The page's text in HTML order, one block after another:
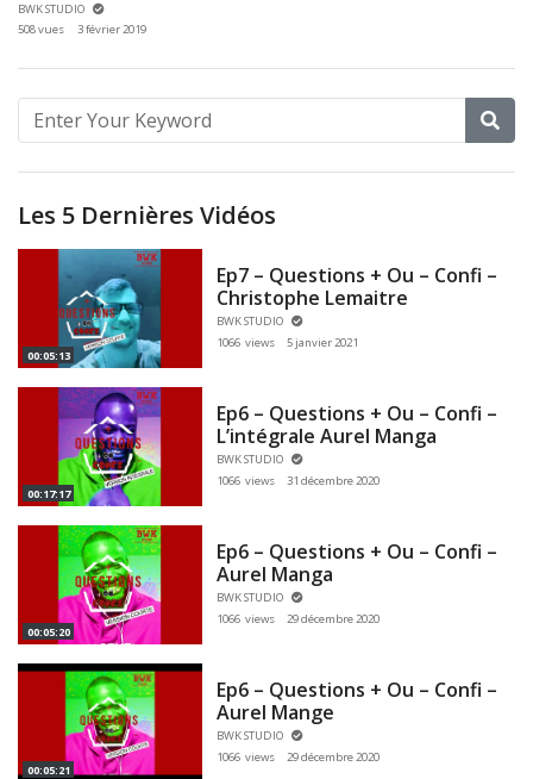
BWK STUDIO
508 vues
3 février 2019
Les 5 Dernières Vidéos
00:05:13
Ep7 – Questions + Ou – Confi –
Christophe Lemaitre
BWK STUDIO
1066 views
5 janvier 2021
00:17:17
Ep6 – Questions + Ou – Confi –
L’intégrale Aurel Manga
BWK STUDIO
1066 views
31 décembre 2020
00:05:20
Ep6 – Questions + Ou – Confi –
Aurel Manga
BWK STUDIO
1066 views
29 décembre 2020
00:05:21
Ep6 – Questions + Ou – Confi –
Aurel Mange
BWK STUDIO
1066 views
29 décembre 2020